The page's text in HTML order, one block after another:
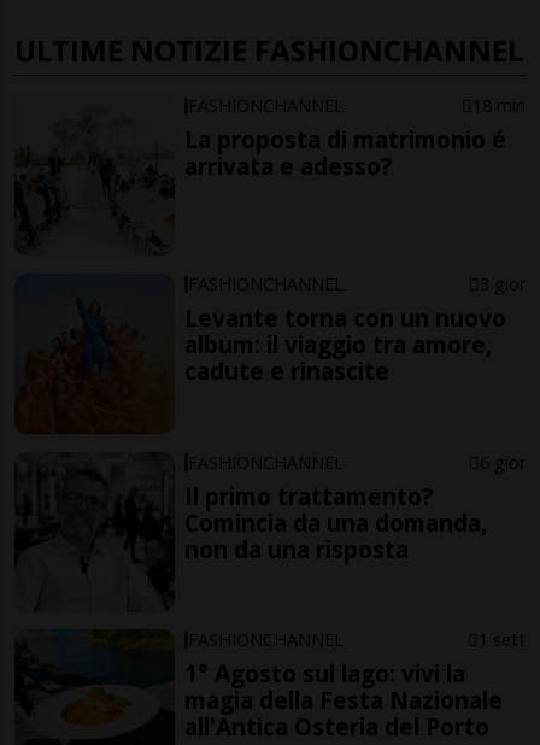
ULTIME NOTIZIE FASHIONCHANNEL
FASHIONCHANNEL 18 min
La proposta di matrimonio é
arrivata e adesso?
FASHIONCHANNEL 3 gior
Levante torna con un nuovo
album: il viaggio tra amore,
cadute e rinascite
FASHIONCHANNEL 6 gior
Il primo trattamento?
Comincia da una domanda,
non da una risposta
FASHIONCHANNEL 1 sett
1° Agosto sul lago: vivi la
magia della Festa Nazionale
all'Antica Osteria del Porto